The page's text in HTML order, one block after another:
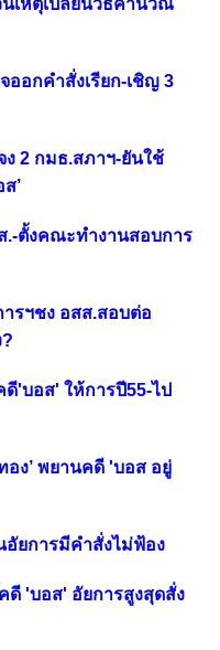
จออกคำสั่งเรียก-เชิญ 3
ง 2 กมธ.สภาฯ-ยันใช้
’
.-ตั้งคณะทำงานสอบการ
รฯชง อสส.สอบต่อ
ดี'บอส' ให้การปี55-ไป
อง’ พยานคดี 'บอส อยู่
อัยการมีคำสั่งไม่ฟ้อง
'บอส' อัยการสูงสุดสั่ง